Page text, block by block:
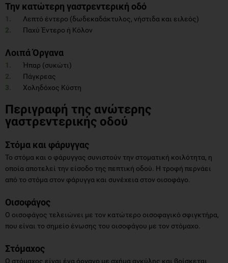
Την κατώτερη γαστρεντερική οδό
Λεπτό έντερο (δωδεκαδάκτυλος, νήστιδα και ειλεός)
Παχύ Έντερο ή Κόλον
Λοιπά Όργανα
Ήπαρ (συκώτι)
Πάγκρεας
Χοληδόχος Κύστη
Περιγραφή της ανώτερης
γαστρεντερικής οδού
Στόμα και φάρυγγας
Το στόμα και ο φάρυγγας συνιστούν την στοματική κοιλότητα, η
οποία αποτελεί την είσοδο της πεπτική οδού. Η τροφή περνάει
από το στόμα στον φάρυγγα και συνέχεια στον οισοφάγο.
Οισοφάγος
Ο οισοφάγος τελειώνει με τον κατώτερο οισοφαγικό σφιγκτήρα,
που είναι το σημείο ένωσης του οισοφάγου με τον στόμαχο.
Στόμαχος
Ο στόμαχος είναι ένα όργανο με σχήμα αγκύλης και βρίσκεται